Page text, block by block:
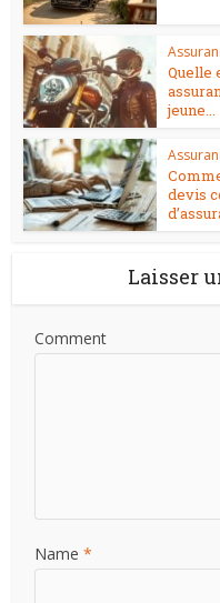
Quelle
jeune...
devis
Laisser
Comment
Name *